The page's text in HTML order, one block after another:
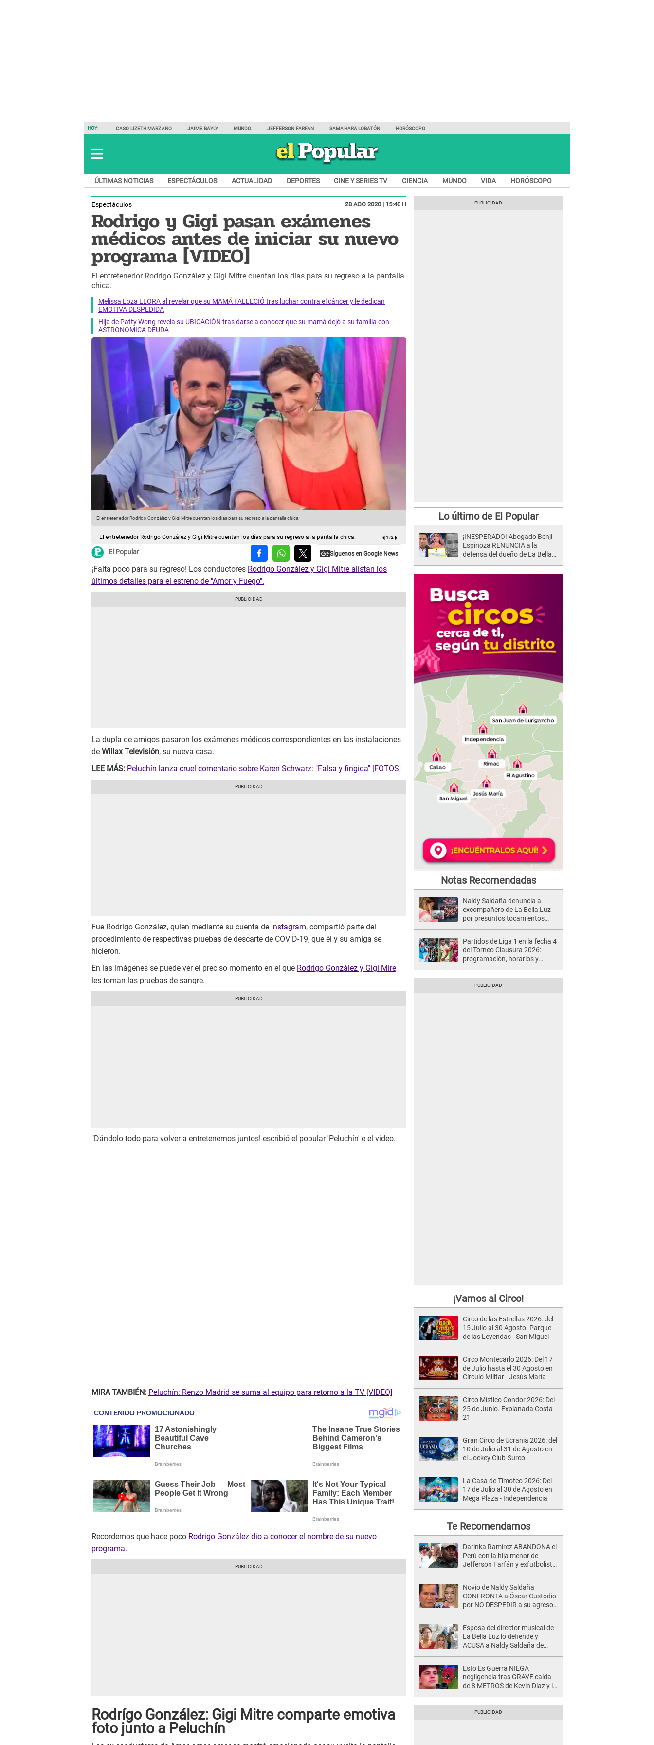
HOY: CASO LIZETH MARZANO JAIME BAYLY MUNDO JEFFERSON FARFÁN SAMAHARA LOBATÓN HORÓSCOPO
ÚLTIMAS NOTICIAS ESPECTÁCULOS ACTUALIDAD DEPORTES CINE Y SERIES TV CIENCIA MUNDO VIDA HORÓSCOPO
Espectáculos 28 AGO 2020 | 15:40 H
Rodrigo y Gigi pasan exámenes
médicos antes de iniciar su nuevo
programa [VIDEO]
El entretenedor Rodrigo González y Gigi Mitre cuentan los días para su regreso a la pantalla
chica.
Melissa Loza LLORA al revelar que su MAMÁ FALLECIÓ tras luchar contra el cáncer y le dedican
EMOTIVA DESPEDIDA
Hija de Patty Wong revela su UBICACIÓN tras darse a conocer que su mamá dejó a su familia con
ASTRONÓMICA DEUDA
El entretenedor Rodrigo González y Gigi Mitre cuentan los días para su regreso a la pantalla chica. El entretenedor Rodrigo González y Gigi Mitre cuentan los días para su regreso a la pantalla chica.
El entretenedor Rodrigo González y Gigi Mitre cuentan los días para su regreso a la pantalla chica. 1 /2
El Popular
¡Falta poco para su regreso! Los conductores Rodrigo González y Gigi Mitre alistan los
últimos detalles para el estreno de "Amor y Fuego".
La dupla de amigos pasaron los exámenes médicos correspondientes en las instalaciones
de Willax Televisión, su nueva casa.
LEE MÁS: Peluchín lanza cruel comentario sobre Karen Schwarz: "Falsa y fingida" [FOTOS]
Fue Rodrigo González, quien mediante su cuenta de Instagram, compartió parte del
procedimiento de respectivas pruebas de descarte de COVID-19, que él y su amiga se
hicieron.
En las imágenes se puede ver el preciso momento en el que Rodrigo González y Gigi Mire
les toman las pruebas de sangre.
"Dándolo todo para volver a entretenernos juntos! escribió el popular 'Peluchín' e el video.
MIRA TAMBIÉN: Peluchín: Renzo Madrid se suma al equipo para retorno a la TV [VIDEO]
Recordemos que hace poco Rodrigo González dio a conocer el nombre de su nuevo
programa.
Rodrígo González: Gigi Mitre comparte emotiva
foto junto a Peluchín
Lo último de El Popular
¡INESPERADO! Abogado Benji
Espinoza RENUNCIA a la
defensa del dueño de La Bella
Notas Recomendadas
Naldy Saldaña denuncia a
excompañero de La Bella Luz
por presuntos tocamientos
Partidos de Liga 1 en la fecha 4
del Torneo Clausura 2026:
programación, horarios y
¡Vamos al Circo!
Circo de las Estrellas 2026: del
15 Julio al 30 Agosto. Parque
de las Leyendas - San Miguel
Circo Montecarlo 2026: Del 17
de Julio hasta el 30 Agosto en
Círculo Militar - Jesús María
Circo Místico Condor 2026: Del
25 de Junio. Explanada Costa
21
Gran Circo de Ucrania 2026: del
10 de Julio al 31 de Agosto en
el Jockey Club-Surco
La Casa de Timoteo 2026: Del
17 de Julio al 30 de Agosto en
Mega Plaza - Independencia
Te Recomendamos
Darinka Ramírez ABANDONA el
Perú con la hija menor de
Jefferson Farfán y exfutbolista
Novio de Naldy Saldaña
CONFRONTA a Óscar Custodio
por NO DESPEDIR a su agresor
Esposa del director musical de
La Bella Luz lo defiende y
ACUSA a Naldy Saldaña de
Esto Es Guerra NIEGA
negligencia tras GRAVE caída
de 8 METROS de Kevin Díaz y lo